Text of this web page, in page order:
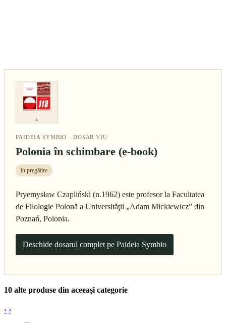
PAIDEIA SYMBIO · DOSAR VIU
Polonia în schimbare (e-book)
în pregătire
Pryemysław Czapliński (n.1962) este profesor la Facultatea
de Filologie Polonă a Universităţii „Adam Mickiewicz” din
Poznań, Polonia.
Deschide dosarul complet pe Paideia Symbio
10 alte produse din aceeași categorie
‹ ›